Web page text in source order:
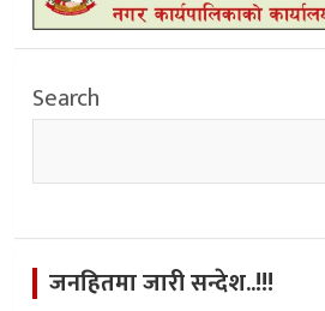
Search
जनहितमा जारी सन्देश..!!!